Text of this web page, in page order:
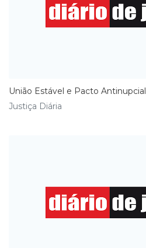
União Estável e Pacto Antinupcial
Justiça Diária